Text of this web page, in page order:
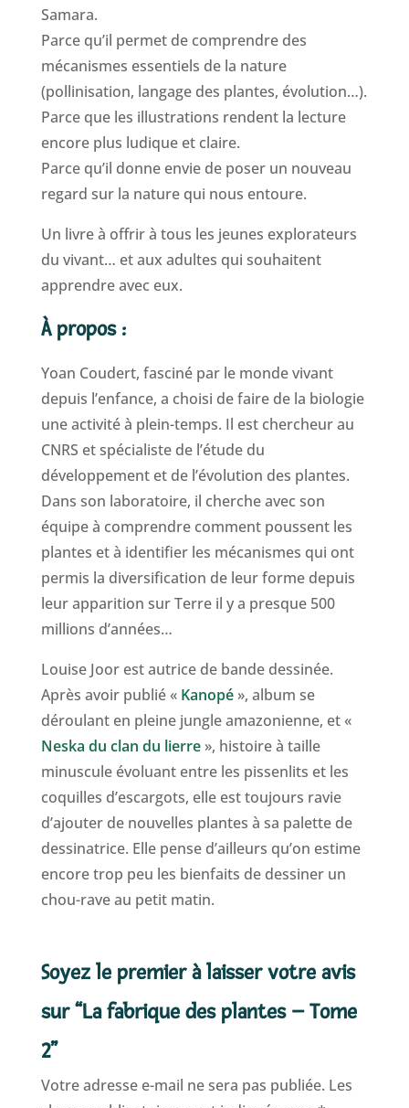
Samara.
Parce qu’il permet de comprendre des
mécanismes essentiels de la nature
(pollinisation, langage des plantes, évolution…).
Parce que les illustrations rendent la lecture
encore plus ludique et claire.
Parce qu’il donne envie de poser un nouveau
regard sur la nature qui nous entoure.
Un livre à offrir à tous les jeunes explorateurs
du vivant… et aux adultes qui souhaitent
apprendre avec eux.
À propos :
Yoan Coudert, fasciné par le monde vivant
depuis l’enfance, a choisi de faire de la biologie
une activité à plein-temps. Il est chercheur au
CNRS et spécialiste de l’étude du
développement et de l’évolution des plantes.
Dans son laboratoire, il cherche avec son
équipe à comprendre comment poussent les
plantes et à identifier les mécanismes qui ont
permis la diversification de leur forme depuis
leur apparition sur Terre il y a presque 500
millions d’années…
Louise Joor est autrice de bande dessinée.
Après avoir publié « Kanopé», album se
déroulant en pleine jungle amazonienne, et «
Neska du clan du lierre», histoire à taille
minuscule évoluant entre les pissenlits et les
coquilles d’escargots, elle est toujours ravie
d’ajouter de nouvelles plantes à sa palette de
dessinatrice. Elle pense d’ailleurs qu’on estime
encore trop peu les bienfaits de dessiner un
chou-rave au petit matin.
Soyez le premier à laisser votre avis
sur “La fabrique des plantes – Tome
2”
Votre adresse e-mail ne sera pas publiée. Les